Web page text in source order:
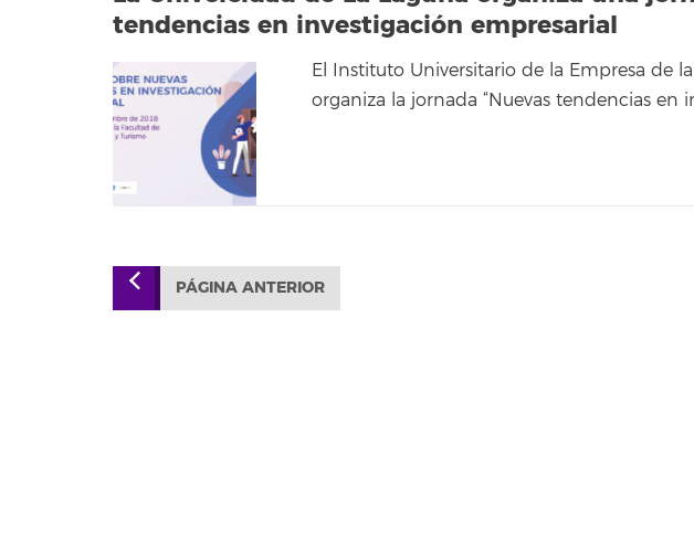
tendencias en investigación empresarial
El Instituto Universitario de la Empresa de
organiza la jornada “Nuevas tendencias en
PÁGINA ANTERIOR